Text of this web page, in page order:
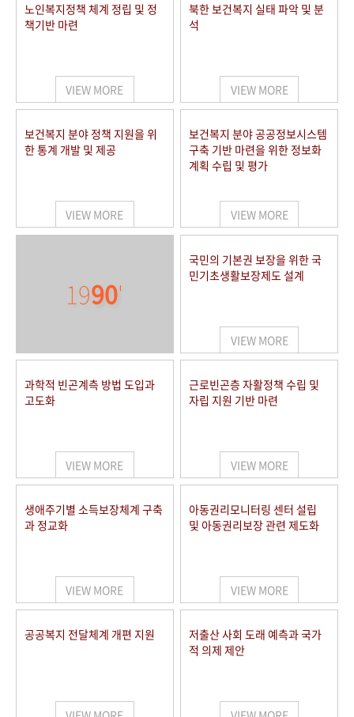
노인복지정책 체계 정립 및 정
책기반 마련
VIEW MORE
북한 보건복지 실태 파악 및 분
석
VIEW MORE
보건복지 분야 정책 지원을 위
한 통계 개발 및 제공
VIEW MORE
보건복지 분야 공공정보시스템
구축 기반 마련을 위한 정보화
계획 수립 및 평가
VIEW MORE
1990'
국민의 기본권 보장을 위한 국
민기초생활보장제도 설계
VIEW MORE
과학적 빈곤계측 방법 도입과
고도화
VIEW MORE
근로빈곤층 자활정책 수립 및
자립 지원 기반 마련
VIEW MORE
생애주기별 소득보장체계 구축
과 정교화
VIEW MORE
아동권리모니터링 센터 설립
및 아동권리보장 관련 제도화
VIEW MORE
공공복지 전달체계 개편 지원
저출산 사회 도래 예측과 국가
적 의제 제안